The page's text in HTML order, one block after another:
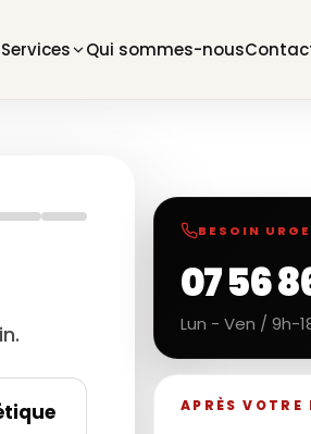
Services Qui sommes-nous
BESOIN
07 56
Lun - Ven / 9h-
APRÈS VOTRE